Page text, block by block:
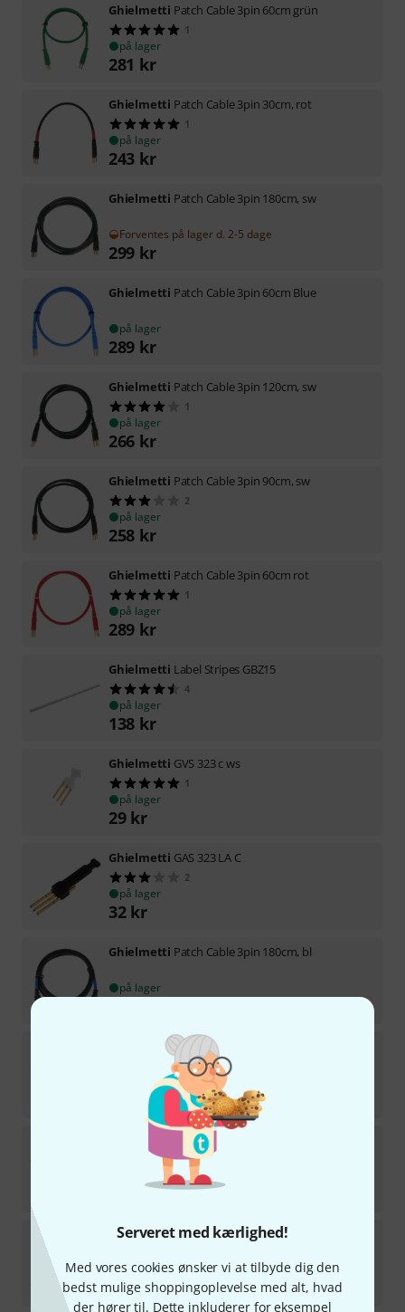
Serveret med kærlighed!
Med vores cookies ønsker vi at tilbyde dig den
bedst mulige shoppingoplevelse med alt, hvad
der hører til. Dette inkluderer for eksempel
Ghielmetti Patch Cable 3pin 60cm grün
1
på lager
281 kr
Ghielmetti Patch Cable 3pin 30cm, rot
1
på lager
243 kr
Ghielmetti Patch Cable 3pin 180cm, sw
Forventes på lager d. 2-5 dage
299 kr
Ghielmetti Patch Cable 3pin 60cm Blue
på lager
289 kr
Ghielmetti Patch Cable 3pin 120cm, sw
1
på lager
266 kr
Ghielmetti Patch Cable 3pin 90cm, sw
2
på lager
258 kr
Ghielmetti Patch Cable 3pin 60cm rot
1
på lager
289 kr
Ghielmetti Label Stripes GBZ15
4
på lager
138 kr
Ghielmetti GVS 323 c ws
1
på lager
29 kr
Ghielmetti GAS 323 LA C
2
på lager
32 kr
Ghielmetti Patch Cable 3pin 180cm, bl
på lager
Ghielmetti ASF 1x32 AV 3/1 SA G Blueline
1
på lager
kr
ASF 2x32 A 3/1 SA G Blueline
Forventes på lager d. 1-2 uger
5.699kr
GhielmettiPatch Cable 3pin 180cm, gb
på lager
311kr